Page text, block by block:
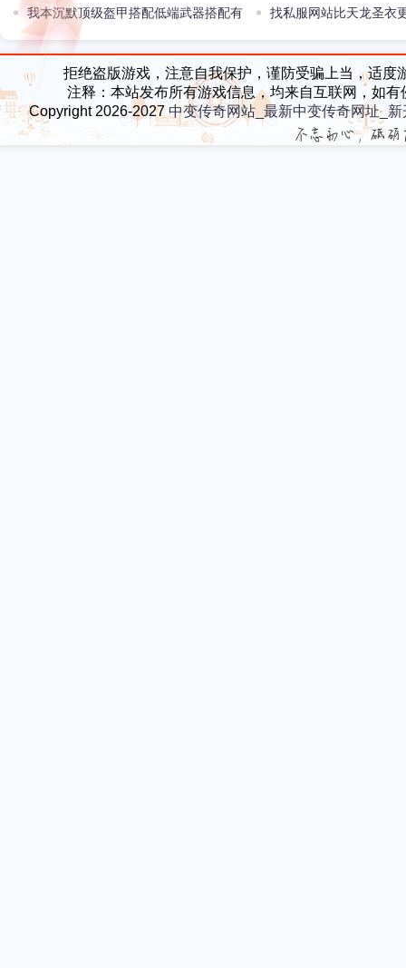
防守技能曾经又炫又实用
用成功率
我本沉默顶级盔甲搭配低端武器搭配有
多不协调属性就有多强
找私服网站比天龙圣衣
绝版神甲倚天战甲
拒绝盗版游戏，注意自我保护，谨防受骗上当，适
注释：本站发布所有游戏信息，均来自互联网，如
Copyright 2026-2027 中变传奇网站_最新中变传奇网址_